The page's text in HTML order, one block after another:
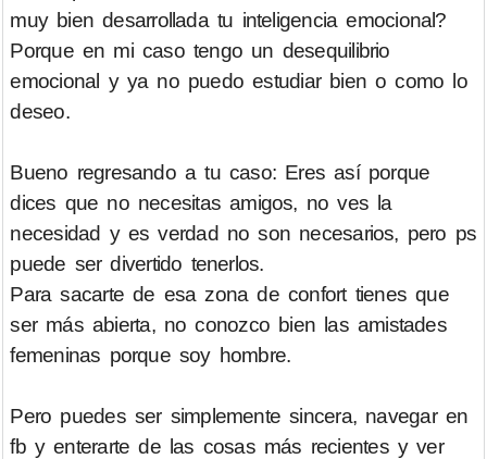
muy bien desarrollada tu inteligencia emocional?
Porque en mi caso tengo un desequilibrio
emocional y ya no puedo estudiar bien o como lo
deseo.
Bueno regresando a tu caso: Eres así porque
dices que no necesitas amigos, no ves la
necesidad y es verdad no son necesarios, pero ps
puede ser divertido tenerlos.
Para sacarte de esa zona de confort tienes que
ser más abierta, no conozco bien las amistades
femeninas porque soy hombre.
Pero puedes ser simplemente sincera, navegar en
fb y enterarte de las cosas más recientes y ver